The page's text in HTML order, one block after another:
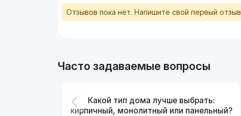
Отзывов пока нет. Напишите свой первый отзыв
Часто задаваемые вопросы
Какой тип дома лучше выбрать:
кирпичный, монолитный или панельный?